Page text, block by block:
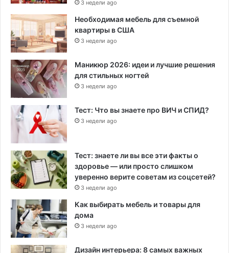
3 недели ago
Необходимая мебель для съемной
квартиры в США
3 недели ago
Маникюр 2026: идеи и лучшие решения
для стильных ногтей
3 недели ago
Тест: Что вы знаете про ВИЧ и СПИД?
3 недели ago
Тест: знаете ли вы все эти факты о
здоровье — или просто слишком
уверенно верите советам из соцсетей?
3 недели ago
Как выбирать мебель и товары для
дома
3 недели ago
Дизайн интерьера: 8 самых важных